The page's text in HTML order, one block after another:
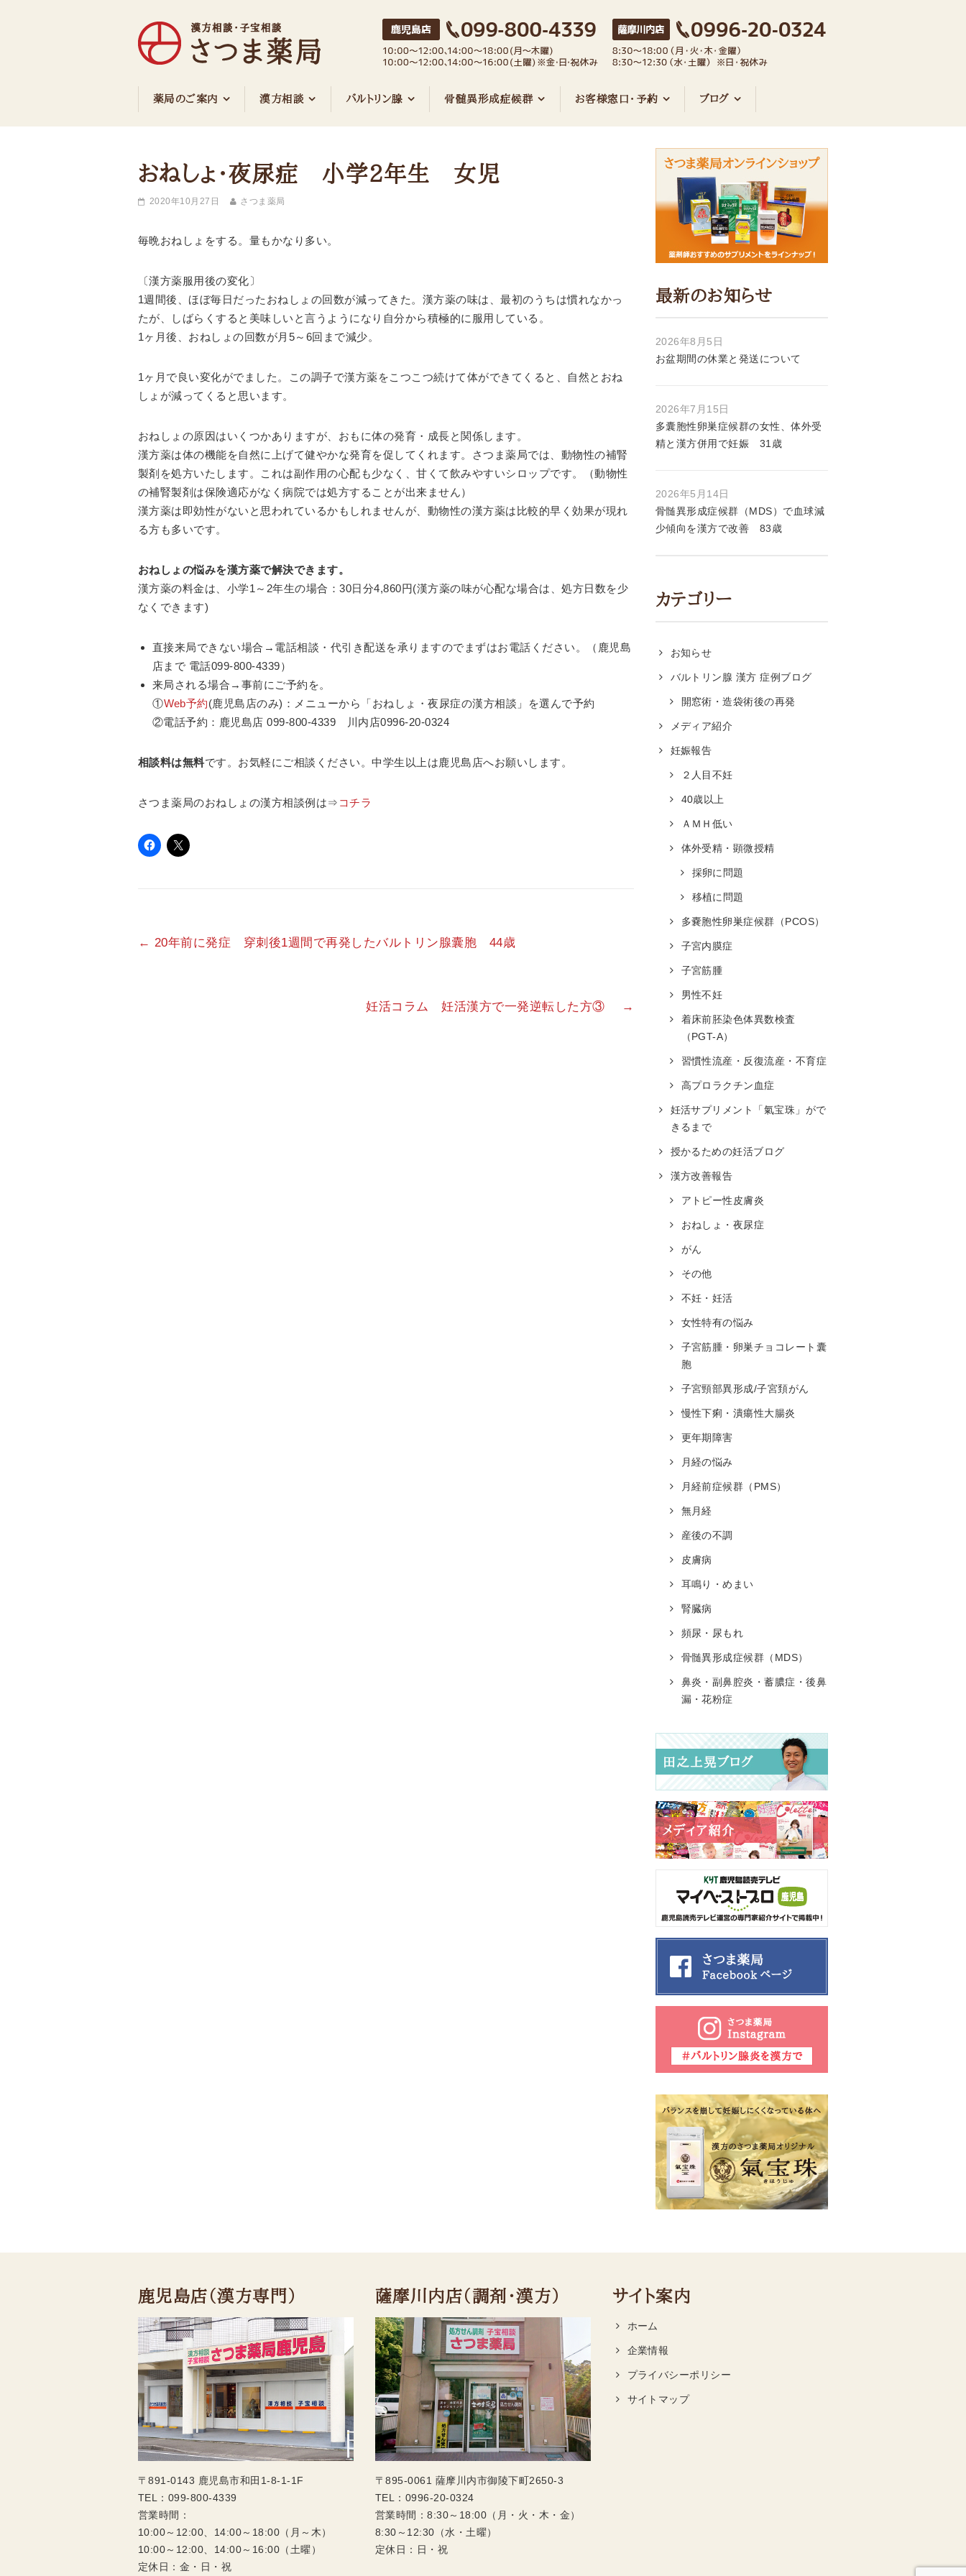
薬局のご案内 漢方相談 バルトリン腺 骨髄異形成症候群 お客様窓口・予約 ブログ
おねしょ・夜尿症 小学2年生 女児
2020年10月27日 さつま薬局
毎晩おねしょをする。量もかなり多い。
〔漢方薬服用後の変化〕
1週間後、ほぼ毎日だったおねしょの回数が減ってきた。漢方薬の味は、最初のうちは慣れなかっ
たが、しばらくすると美味しいと言うようになり自分から積極的に服用している。
1ヶ月後、おねしょの回数が月5～6回まで減少。
1ヶ月で良い変化がでました。この調子で漢方薬をこつこつ続けて体ができてくると、自然とおね
しょが減ってくると思います。
おねしょの原因はいくつかありますが、おもに体の発育・成長と関係します。
漢方薬は体の機能を自然に上げて健やかな発育を促してくれます。さつま薬局では、動物性の補腎
製剤を処方いたします。これは副作用の心配も少なく、甘くて飲みやすいシロップです。（動物性
の補腎製剤は保険適応がなく病院では処方することが出来ません）
漢方薬は即効性がないと思われているかもしれませんが、動物性の漢方薬は比較的早く効果が現れ
る方も多いです。
おねしょの悩みを漢方薬で解決できます。
漢方薬の料金は、小学1～2年生の場合：30日分4,860円(漢方薬の味が心配な場合は、処方日数を少
なくできます)
直接来局できない場合→電話相談・代引き配送を承りますのでまずはお電話ください。（鹿児島
店まで 電話099-800-4339）
来局される場合→事前にご予約を。
①Web予約(鹿児島店のみ)：メニューから「おねしょ・夜尿症の漢方相談」を選んで予約
②電話予約：鹿児島店 099-800-4339 川内店0996-20-0324
相談料は無料です。お気軽にご相談ください。中学生以上は鹿児島店へお願いします。
さつま薬局のおねしょの漢方相談例は⇒ コチラ
← 20年前に発症 穿刺後1週間で再発したバルトリン腺囊胞 44歳
妊活コラム 妊活漢方で一発逆転した方③ →
最新のお知らせ
2026年8月5日
お盆期間の休業と発送について
2026年7月15日
多囊胞性卵巣症候群の女性、体外受
精と漢方併用で妊娠 31歳
2026年5月14日
骨髄異形成症候群（MDS）で血球減
少傾向を漢方で改善 83歳
カテゴリー
お知らせ
バルトリン腺 漢方 症例ブログ
開窓術・造袋術後の再発
メディア紹介
妊娠報告
２人目不妊
40歳以上
ＡＭＨ低い
体外受精・顕微授精
採卵に問題
移植に問題
多嚢胞性卵巣症候群（PCOS）
子宮内膜症
子宮筋腫
男性不妊
着床前胚染色体異数検査
（PGT-A）
習慣性流産・反復流産・不育症
高プロラクチン血症
妊活サプリメント「氣宝珠」がで
きるまで
授かるための妊活ブログ
漢方改善報告
アトピー性皮膚炎
おねしょ・夜尿症
がん
その他
不妊・妊活
女性特有の悩み
子宮筋腫・卵巣チョコレート囊
胞
子宮頸部異形成/子宮頚がん
慢性下痢・潰瘍性大腸炎
更年期障害
月経の悩み
月経前症候群（PMS）
無月経
産後の不調
皮膚病
耳鳴り・めまい
腎臓病
頻尿・尿もれ
骨髄異形成症候群（MDS）
鼻炎・副鼻腔炎・蓄膿症・後鼻
漏・花粉症
鹿児島店（漢方専門）
〒891-0143 鹿児島市和田1-8-1-1F
TEL： 099-800-4339
営業時間：
10:00～12:00、14:00～18:00（月～木）
10:00～12:00、14:00～16:00（土曜）
定休日：金・日・祝
薩摩川内店（調剤・漢方）
〒895-0061 薩摩川内市御陵下町2650-3
TEL： 0996-20-0324
営業時間：8:30～18:00（月・火・木・金）
8:30～12:30（水・土曜）
定休日：日・祝
サイト案内
ホーム
企業情報
プライバシーポリシー
サイトマップ